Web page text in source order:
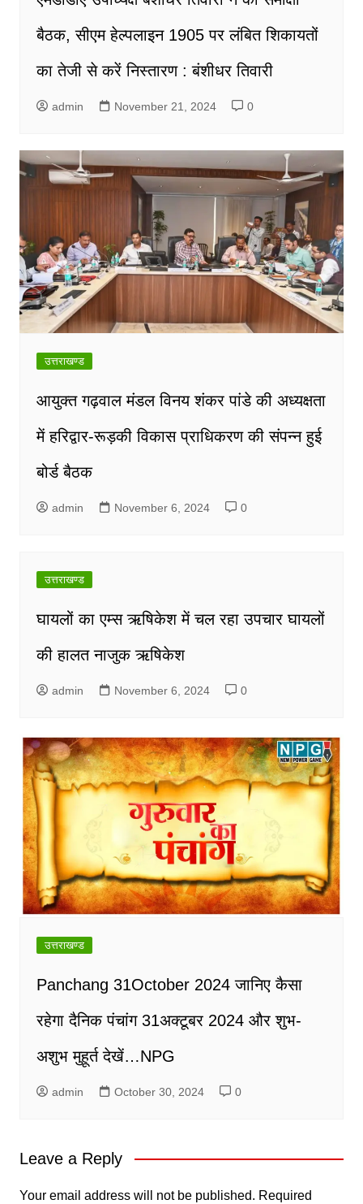
बैठक, सीएम हेल्पलाइन 1905 पर लंबित शिकायतों
का तेजी से करें निस्तारण : बंशीधर तिवारी
admin November 21, 2024 0
उत्तराखण्ड
आयुक्त गढ़वाल मंडल विनय शंकर पांडे की अध्यक्षता
में हरिद्वार-रूड़की विकास प्राधिकरण की संपन्न हुई
बोर्ड बैठक
admin November 6, 2024 0
उत्तराखण्ड
घायलों का एम्स ऋषिकेश में चल रहा उपचार घायलों
की हालत नाजुक ऋषिकेश
admin November 6, 2024 0
उत्तराखण्ड
Panchang 31October 2024 जानिए कैसा
रहेगा दैनिक पंचांग 31अक्टूबर 2024 और शुभ-
अशुभ मुहूर्त देखें…NPG
admin October 30, 2024 0
Leave a Reply
Your email address will not be published. Required